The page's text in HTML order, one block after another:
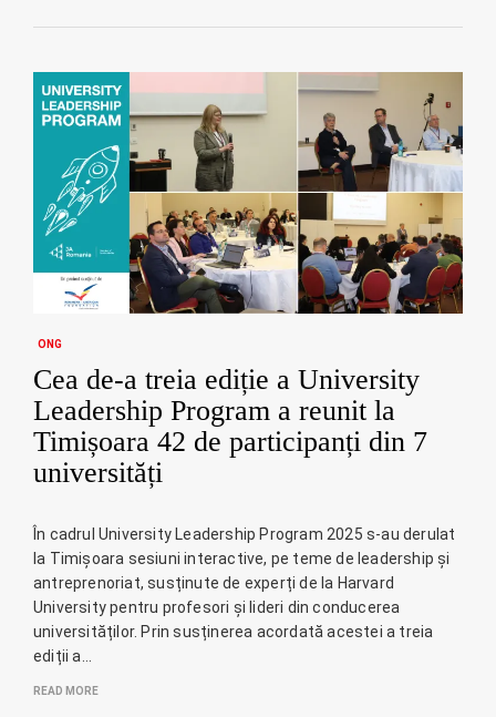
ONG
Cea de-a treia ediție a University
Leadership Program a reunit la
Timișoara 42 de participanți din 7
universități
În cadrul University Leadership Program 2025 s-au derulat
la Timișoara sesiuni interactive, pe teme de leadership și
antreprenoriat, susținute de experți de la Harvard
University pentru profesori și lideri din conducerea
universităților. Prin susținerea acordată acestei a treia
ediții a…
READ MORE